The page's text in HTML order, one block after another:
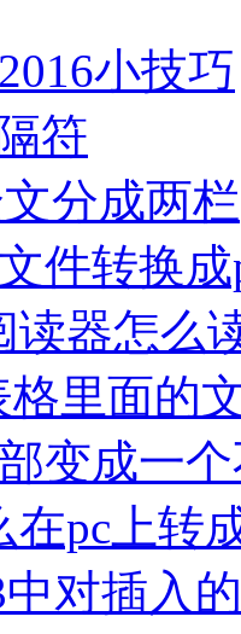
小技巧
符
分成两栏
件转换
读器怎么
格里面的
变成一
在pc上转
中对插入